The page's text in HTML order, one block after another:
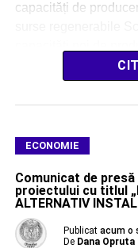
capacități de
regenerabile solare,
ECONOMIE
Comunicat de
proiectului cu titlul
ALTERNATIV
Publicat acum o
De Dana Opruta